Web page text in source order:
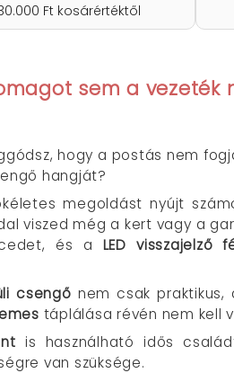
Ft kosárértéktől
sem a vezeték
hogy a postás nem
hangját?
megoldást nyújt
viszed még a kert vagy a
és a LED visszajelző
csengő nem csak praktikus,
táplálása révén nem kell
is használható idős
van szüksége.